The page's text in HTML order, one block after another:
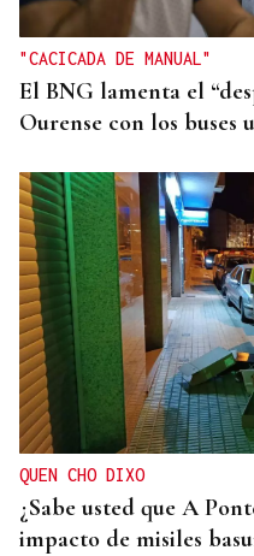
"CACICADA DE MANUAL"
El BNG lamenta el
Ourense con los buses
QUEN CHO DIXO
¿Sabe usted que A
impacto de misiles